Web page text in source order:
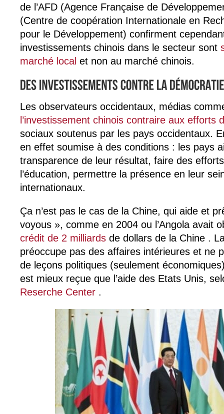
de l’AFD (Agence Française de
(Centre de coopération Internationale en
pour le Développement) confirment
investissements chinois dans le secteur sont
marché local et non au marché chinois.
Les observateurs occidentaux, médias
l’investissement chinois contraire aux efforts
sociaux soutenus par les pays occidentaux.
en effet soumise à des conditions : les pays
transparence de leur résultat, faire des
l’éducation, permettre la présence en leur
internationaux.
Ça n’est pas le cas de la Chine, qui aide et
voyous », comme en 2004 ou l’Angola avait
crédit de 2 milliards de dollars de la Chine .
préoccupe pas des affaires intérieures et ne
de leçons politiques (seulement
est mieux reçue que l’aide des Etats Unis,
Reserche Center .